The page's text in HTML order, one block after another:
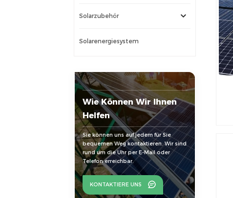
Solarzubehör
Solarenergiesystem
Wie Können Wir Ihnen
Helfen
Sie können uns auf jedem für Sie
bequemen Weg kontaktieren. Wir sind
rund um die Uhr per E-Mail oder
Telefon erreichbar.
KONTAKTIERE UNS